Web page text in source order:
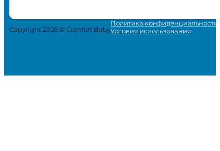
Copyright 2026 © Comfort Baby
Политика конфиденциальности
Условия использования